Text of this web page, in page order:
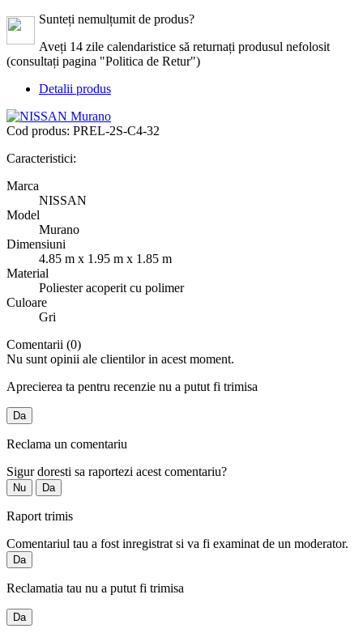
Sunteți nemulțumit de produs?
Aveți 14 zile calendaristice să returnați produsul nefolosit
(consultați pagina "Politica de Retur")
Detalii produs
Cod produs: PREL-2S-C4-32
Caracteristici:
Marca
NISSAN
Model
Murano
Dimensiuni
4.85 m x 1.95 m x 1.85 m
Material
Poliester acoperit cu polimer
Culoare
Gri
Comentarii (0)
Nu sunt opinii ale clientilor in acest moment.
Aprecierea ta pentru recenzie nu a putut fi trimisa
Da
Reclama un comentariu
Sigur doresti sa raportezi acest comentariu?
Nu Da
Raport trimis
Comentariul tau a fost inregistrat si va fi examinat de un moderator.
Da
Reclamatia tau nu a putut fi trimisa
Da